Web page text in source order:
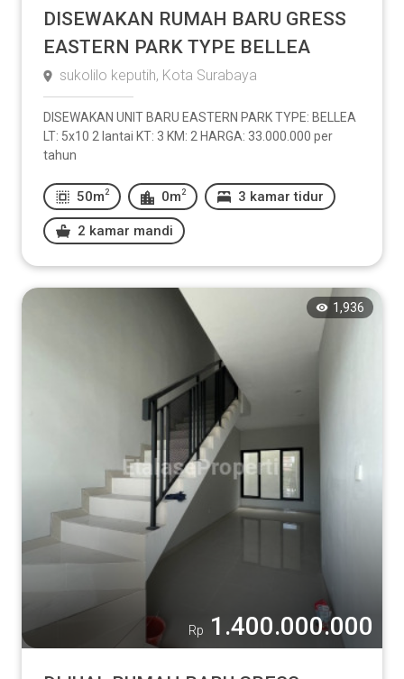
DISEWAKAN RUMAH BARU GRESS
EASTERN PARK TYPE BELLEA
sukolilo keputih, Kota Surabaya
DISEWAKAN UNIT BARU EASTERN PARK TYPE: BELLEA
LT: 5x10 2 lantai KT: 3 KM: 2 HARGA: 33.000.000 per
tahun
50m 2 0m 2 3 kamar tidur
2 kamar mandi
1,936
Rp 1.400.000.000